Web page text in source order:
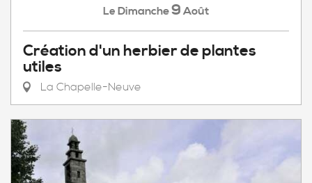
Le Dimanche9 Août
Création d'un herbier de plantes
utiles
La Chapelle-Neuve